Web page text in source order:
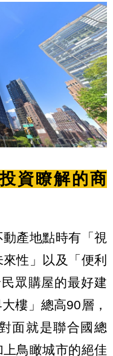
資瞭解的商
產地點時有「視
性」以及「便利
眾購屋的最好建
樓」總高90層，
面就是聯合國總
鳥瞰城市的絕佳